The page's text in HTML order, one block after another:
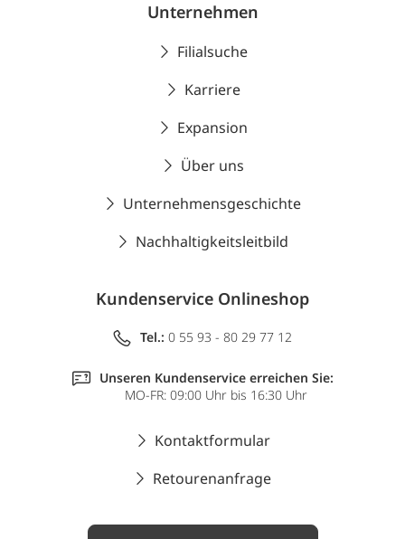
Unternehmen
Filialsuche
Karriere
Expansion
Über uns
Unternehmensgeschichte
Nachhaltigkeitsleitbild
Kundenservice Onlineshop
Tel.: 0 55 93 - 80 29 77 12
Unseren Kundenservice erreichen Sie:
MO-FR: 09:00 Uhr bis 16:30 Uhr
Kontaktformular
Retourenanfrage